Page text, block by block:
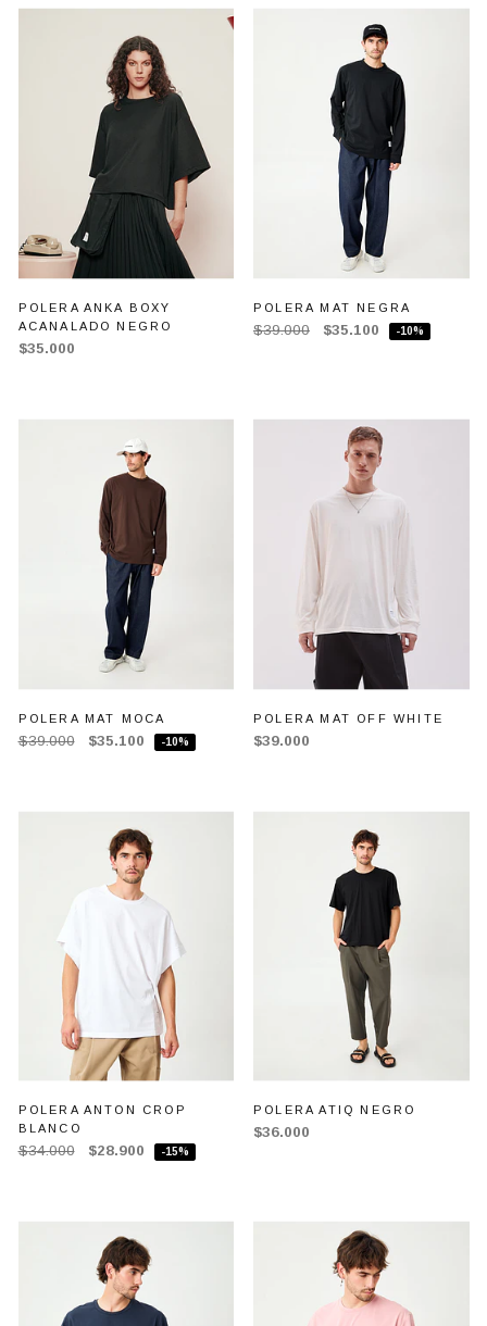
POLERA ANKA BOXY
ACANALADO NEGRO
$35.000
POLERA MAT NEGRA
$39.000 $35.100 -10%
POLERA MAT MOCA
$39.000 $35.100 -10%
POLERA MAT OFF WHITE
$39.000
POLERA ANTON CROP
BLANCO
$34.000 $28.900 -15%
POLERA ATIQ NEGRO
$36.000